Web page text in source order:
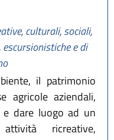
culturali, sociali,
e di
il patrimonio
agricole aziendali,
e dare luogo ad un
ricreative,